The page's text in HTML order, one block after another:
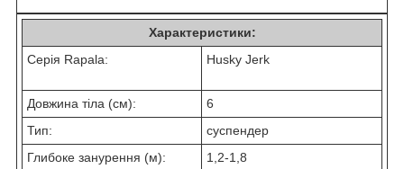
Характеристики:
Серія Rapala:
Husky Jerk
Довжина тіла (см):
6
Тип:
суспендер
Глибоке занурення (м):
1,2-1,8